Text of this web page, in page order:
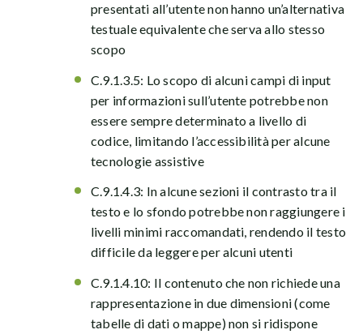
presentati all’utente non hanno un’alternativa
testuale equivalente che serva allo stesso
scopo
C.9.1.3.5: Lo scopo di alcuni campi di input
per informazioni sull’utente potrebbe non
essere sempre determinato a livello di
codice, limitando l’accessibilità per alcune
tecnologie assistive
C.9.1.4.3: In alcune sezioni il contrasto tra il
testo e lo sfondo potrebbe non raggiungere i
livelli minimi raccomandati, rendendo il testo
difficile da leggere per alcuni utenti
C.9.1.4.10: Il contenuto che non richiede una
rappresentazione in due dimensioni (come
tabelle di dati o mappe) non si ridispone